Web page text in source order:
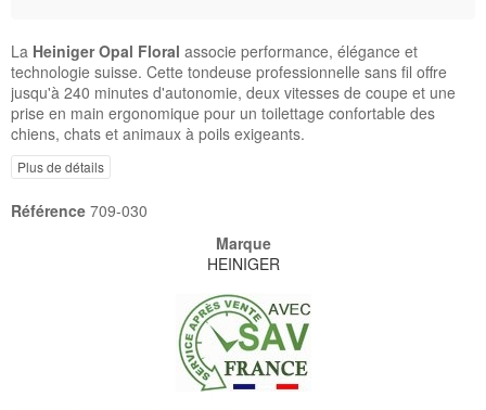
La Heiniger Opal Floral associe performance, élégance et
technologie suisse. Cette tondeuse professionnelle sans fil offre
jusqu'à 240 minutes d'autonomie, deux vitesses de coupe et une
prise en main ergonomique pour un toilettage confortable des
chiens, chats et animaux à poils exigeants.
Plus de détails
Référence 709-030
Marque
HEINIGER